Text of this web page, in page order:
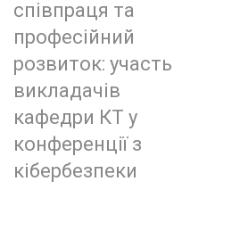
співпраця та
професійний
розвиток: участь
викладачів
кафедри КТ у
конференції з
кібербезпеки